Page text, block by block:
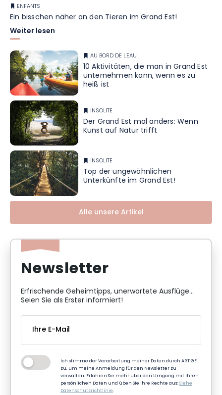
ENFANTS
Ein bisschen näher an den Tieren im Grand Est!
Weiter lesen
AU BORD DE L'EAU
10 Aktivitäten, die man in Grand Est
unternehmen kann, wenn es zu
heiß ist
INSOLITE
Der Grand Est mal anders: Wenn
Kunst auf Natur trifft
INSOLITE
Top der ungewöhnlichen
Unterkünfte im Grand Est!
Alle unsere Artikel
Newsletter
Erfrischende Geheimtipps, unerwartete Ausflüge...
Seien Sie als Erster informiert!
Ich stimme der Verarbeitung meiner Daten durch ART GE
zu, um meine Anmeldung für den Newsletter zu
verwalten. Erfahren Sie mehr über den Umgang mit Ihren
persönlichen Daten und üben Sie Ihre Rechte aus:Siehe
Datenschutzrichtlinie.